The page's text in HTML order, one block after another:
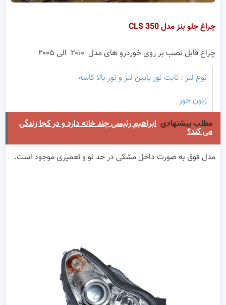
چراغ جلو بنز مدلCLS 350
چراغ قابل نصب بر روی خوردرو های مدل ۲۰۱۰ الی ۲۰۰۵
نوع لنز : ثابت نور پایین لنز و نور بالا کاسه
زنون خور
مطلب پیشنهادی ابراهیم رئیسی چند خانه دارد و در کجا زندگی
می کند؟
مدل فوق به صورت داخل مشکی در حد نو و تعمیری موجود است.